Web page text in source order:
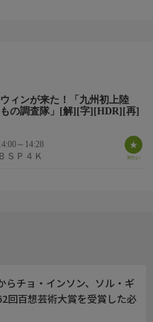
田孝之，水瀬いのり，浅井理
ィンが来た！「九州初上陸
の調査隊」[解][字][HDR][再]
～14:28
ＳＰ４Ｋ
らチョ・インソン、ソル・ギ
回百想芸術大賞を受賞した必